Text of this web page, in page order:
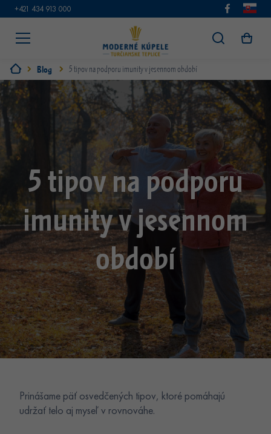
+421 434 913 000
Blog 5 tipov na podporu imunity v jesennom období
5 tipov na podporu
imunity v jesennom
období
Prinášame päť osvedčených tipov, ktoré pomáhajú
udržať telo aj myseľ v rovnováhe.